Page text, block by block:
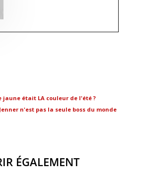
jaune était LA couleur de l'été ?
n'est pas la seule boss du monde
ÉGALEMENT